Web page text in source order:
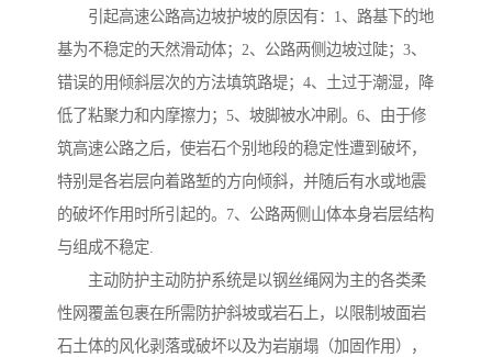
引起高速公路高边坡护坡的原因有：1、路基下的地
基为不稳定的天然滑动体；2、公路两侧边坡过陡；3、
错误的用倾斜层次的方法填筑路堤；4、土过于潮湿，降
低了粘聚力和内摩擦力；5、坡脚被水冲刷。6、由于修
筑高速公路之后，使岩石个别地段的稳定性遭到破坏，
特别是各岩层向着路堑的方向倾斜，并随后有水或地震
的破坏作用时所引起的。7、公路两侧山体本身岩层结构
与组成不稳定.
主动防护主动防护系统是以钢丝绳网为主的各类柔
性网覆盖包裹在所需防护斜坡或岩石上，以限制坡面岩
石土体的风化剥落或破坏以及为岩崩塌（加固作用），